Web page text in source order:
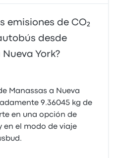
emisiones de CO₂
desde
York?
Manassas a Nueva
9.36045 kg de
en una opción de
en el modo de viaje